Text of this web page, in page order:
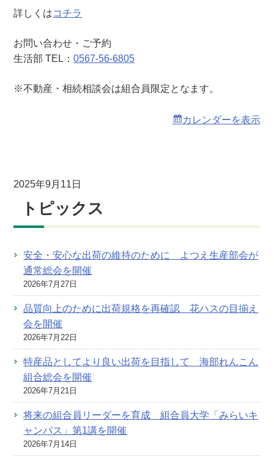
詳しくはコチラ
お問い合わせ・ご予約
生活部 TEL：0567-56-6805
※不動産・相続相談会は組合員限定となます。
カレンダーを表示
2025年9月11日
トピックス
安全・安心な出荷の維持のために よつえ生産部会が
通常総会を開催
2026年7月27日
品質向上のために出荷規格を再確認 花ハスの目揃え
会を開催
2026年7月22日
特産品としてより良い出荷を目指して 海部れんこん
組合総会を開催
2026年7月21日
将来の組合員リーダーを育成 組合員大学「みらいキ
ャンパス」第1講を開催
2026年7月14日